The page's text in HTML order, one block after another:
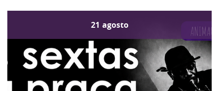
21 agosto